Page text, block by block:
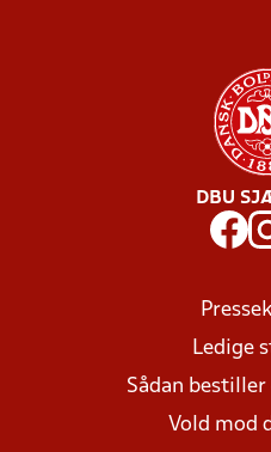
DBU
Ledige
Sådan
Vold mod